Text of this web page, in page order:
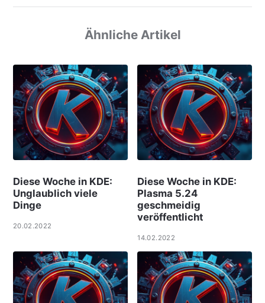
Ähnliche Artikel
Diese Woche in KDE:
Unglaublich viele
Dinge
20.02.2022
Diese Woche in KDE:
Plasma 5.24
geschmeidig
veröffentlicht
14.02.2022